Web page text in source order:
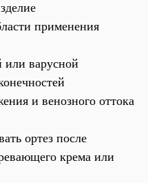
применения
или варусной
и венозного оттока
ортез после
крема или